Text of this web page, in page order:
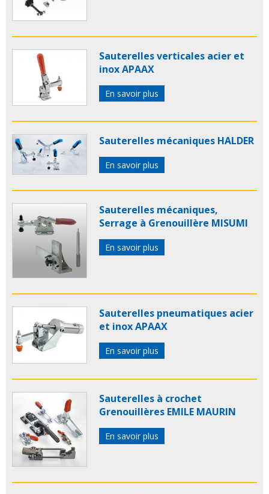
Sauterelles verticales acier et
inox APAAX
En savoir plus
Sauterelles mécaniques HALDER
En savoir plus
Sauterelles mécaniques,
Serrage à Grenouillère MISUMI
En savoir plus
Sauterelles pneumatiques acier
et inox APAAX
En savoir plus
Sauterelles à crochet
Grenouillères EMILE MAURIN
En savoir plus